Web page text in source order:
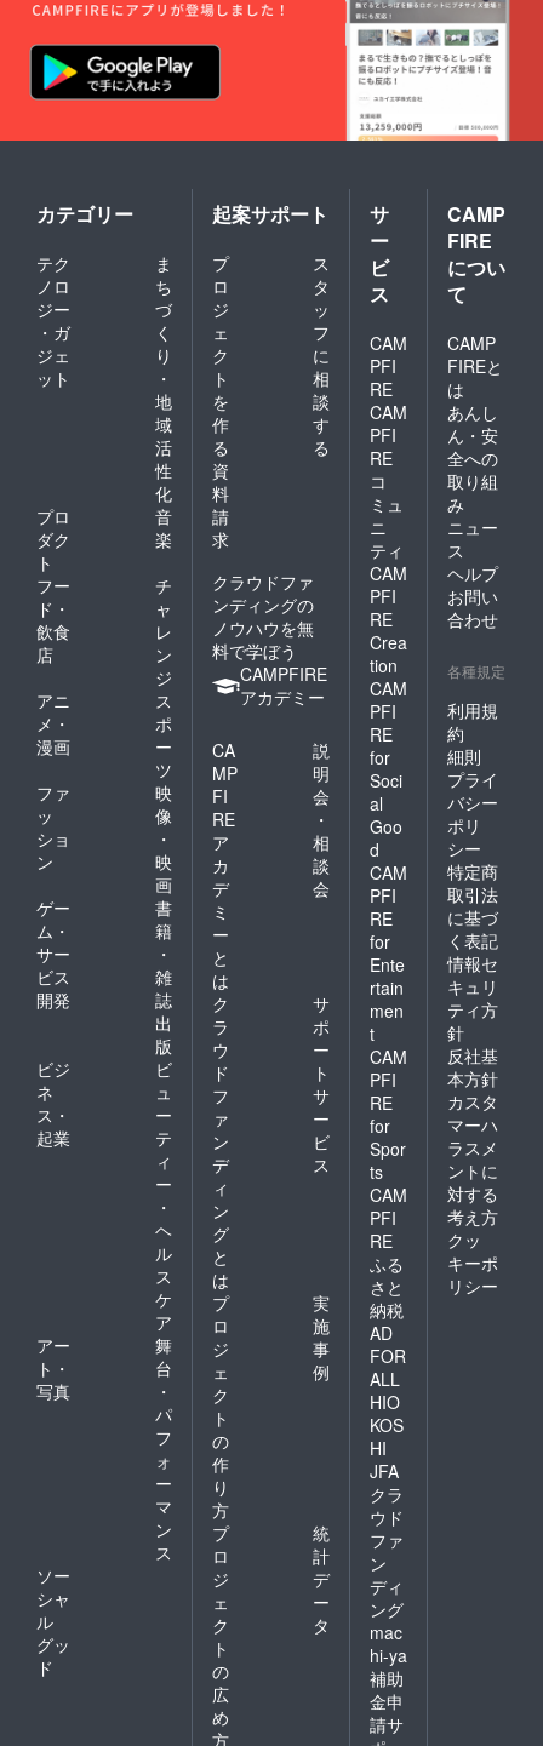
際は本
券を受
付にお
渡しく
い、な
お、お
釣りは
くださ
い。 ️本
券は現
金との
交換、
セル料
のお支
払いに
はご利
用いた
だけま
せん。 ️
有効期
限切れ
の本券
はご利
用いた
だけま
せん、
また、
本券を
紛失さ
れた場
合の責
任は負
いかね
ます。 ️
本券は
土曜
日、祝
日、お
盆期間
(8/9〜
8/16)、
年末
年始
(12/28
〜1/3)、
GW期間
(4/28〜
5/5)はご
利用い
ただけ
ませ
ん。 ↓
オリジ
ナル石
鹸の使
用方法
地獄温
泉を代
表する
ジ、
または
お電話
でご予
た場合
にご利
用いた
コース
の飲料
は対象
外とな
ります
注意く
ださ
い。 ️ご
利用の
際は本
券を受
付にお
渡しく
ださ
い、な
お、お
釣りは
出ませ
んので
ご注意
くださ
券は現
金との
交換、
キャン
セル料
のお支
払いに
はご利
用いた
だけま
せん。 ️
有効期
限切れ
の本券
はご利
用いた
だけま
せん、
また、
本券を
盗難や
紛失さ
れた場
合の責
任は負
いかね
ます。 ️
本券は
土曜
日、祝
日前
日、お
盆期間
カテゴリー
テク
ノロ
ジー
・ガ
ジェ
ット
ま
ち
づ
く
り
・
地
域
活
性
化
プロ
ダク
ト
音
楽
フー
ド・
飲食
店
チ
ャ
レ
ン
ジ
アニ
メ・
漫画
ス
ポ
ー
ツ
ファ
ッ
ショ
ン
映
像
・
映
画
ゲー
ム・
サー
ビス
開発
書
籍
・
雑
誌
出
版
ビジ
ネ
ス・
起業
ビ
ュ
ー
テ
ィ
ー
・
ヘ
ル
ス
ケ
ア
アー
ト・
写真
舞
台
・
パ
フ
ォ
ー
マ
ン
ス
ソー
シャ
ル
グッ
ド
起案サポート
プ
ロ
ジ
ェ
ク
ト
を
作
る
ス
タ
ッ
フ
に
相
談
す
る
資
料
請
求
クラウドファ
ンディングの
ノウハウを無
料で学ぼう
CAMPFIRE
アカデミー
CA
MP
FI
RE
ア
カ
デ
ミ
ー
と
は
説
明
会
・
相
談
会
ク
ラ
ウ
ド
フ
ァ
ン
デ
ィ
ン
グ
と
は
サ
ポ
ー
ト
サ
ー
ビ
ス
プ
ロ
ジ
ェ
ク
ト
の
作
り
方
実
施
事
例
プ
ロ
ジ
ェ
ク
ト
の
広
め
方
統
計
デ
ー
タ
サ
ー
ビ
ス
CAM
PFI
RE
CAM
PFI
RE
コ
ミュ
ニ
ティ
CAM
PFI
RE
Crea
tion
CAM
PFI
RE
for
Soci
al
Goo
d
CAM
PFI
RE
for
Ente
rtain
men
t
CAM
PFI
RE
for
Spor
ts
CAM
PFI
RE
ふる
さと
納税
AD
FOR
ALL
HIO
KOS
HI
JFA
クラ
ウド
ファ
ン
ディ
ング
mac
hi-ya
補助
金申
請サ
CAMP
FIRE
につい
て
CAMP
FIREと
は
あんし
ん・安
全への
取り組
み
ニュー
ス
ヘルプ
お問い
合わせ
各種規定
利用規
約
細則
プライ
バシー
ポリ
シー
特定商
取引法
に基づ
く表記
情報セ
キュリ
ティ方
針
反社基
本方針
カスタ
マーハ
ラスメ
ントに
対する
考え方
クッ
キーポ
リシー